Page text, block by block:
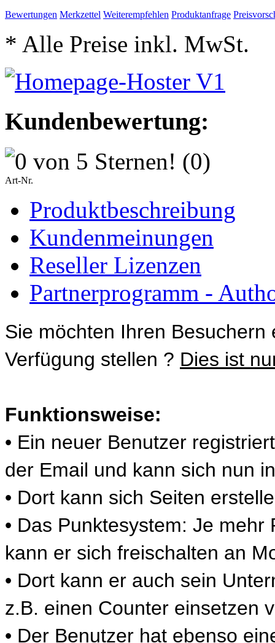
Bewertungen Merkzettel Weiterempfehlen Produktanfrage
* Alle Preise inkl. MwSt.
Kundenbewertung:
(0)
Art-Nr.
Produktbeschreibung
Kundenmeinungen
Reseller Lizenzen
Partnerprogramm -
Sie möchten Ihren
Verfügung stellen ? Dies ist
Funktionsweise:
• Ein neuer Benutzer
der Email und kann sich nun
• Dort kann sich Seiten
• Das Punktesystem: Je
kann er sich freischalten an
• Dort kann er auch sein
z.B. einen Counter einsetzen
• Der Benutzer hat ebenso